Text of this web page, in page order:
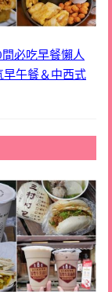
必吃早餐懶人
早午餐＆中西式